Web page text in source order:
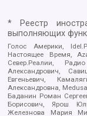
* Реестр
выполняющих
Голос Америки,
Настоящее Время,
Север.Реалии,
Александрович,
Евгеньевич,
Александровна,
Баданин Роман
Борисович, Ярош
Железнова Мария